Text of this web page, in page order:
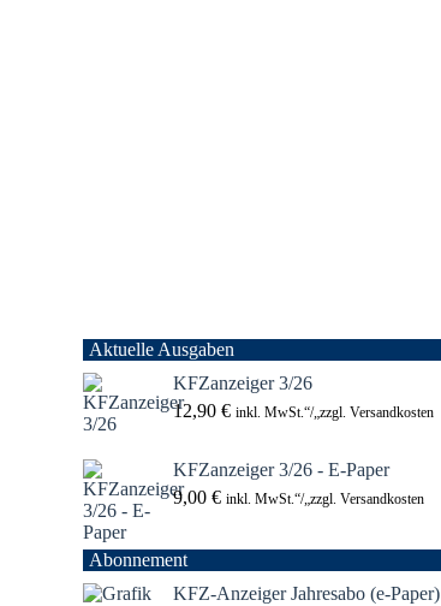
Aktuelle Ausgaben
KFZanzeiger 3/26
12,90 € inkl. MwSt.“/„zzgl. Versandkosten
KFZanzeiger 3/26 - E-Paper
9,00 € inkl. MwSt.“/„zzgl. Versandkosten
Abonnement
KFZ-Anzeiger Jahresabo (e-Paper)